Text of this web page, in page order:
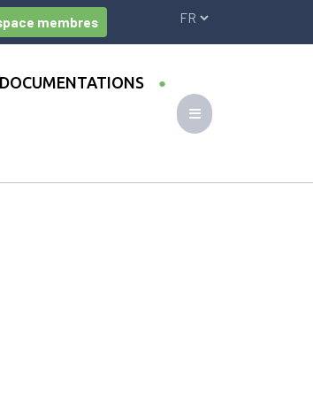
membres
DOCUMENTATIONS